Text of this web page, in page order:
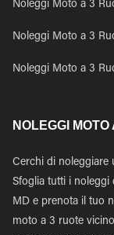
Noleggi Moto a 3
Noleggi Moto a 3
Noleggi Moto a 3
NOLEGGI
Cerchi di noleggiare
Sfoglia tutti i noleggi
MD e prenota il tuo
moto a 3 ruote